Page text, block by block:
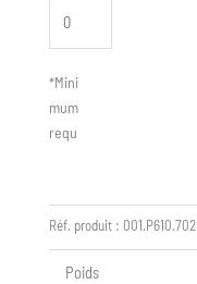
*Mini
mum
requ
Réf. produit : 001.P610.702
Poids